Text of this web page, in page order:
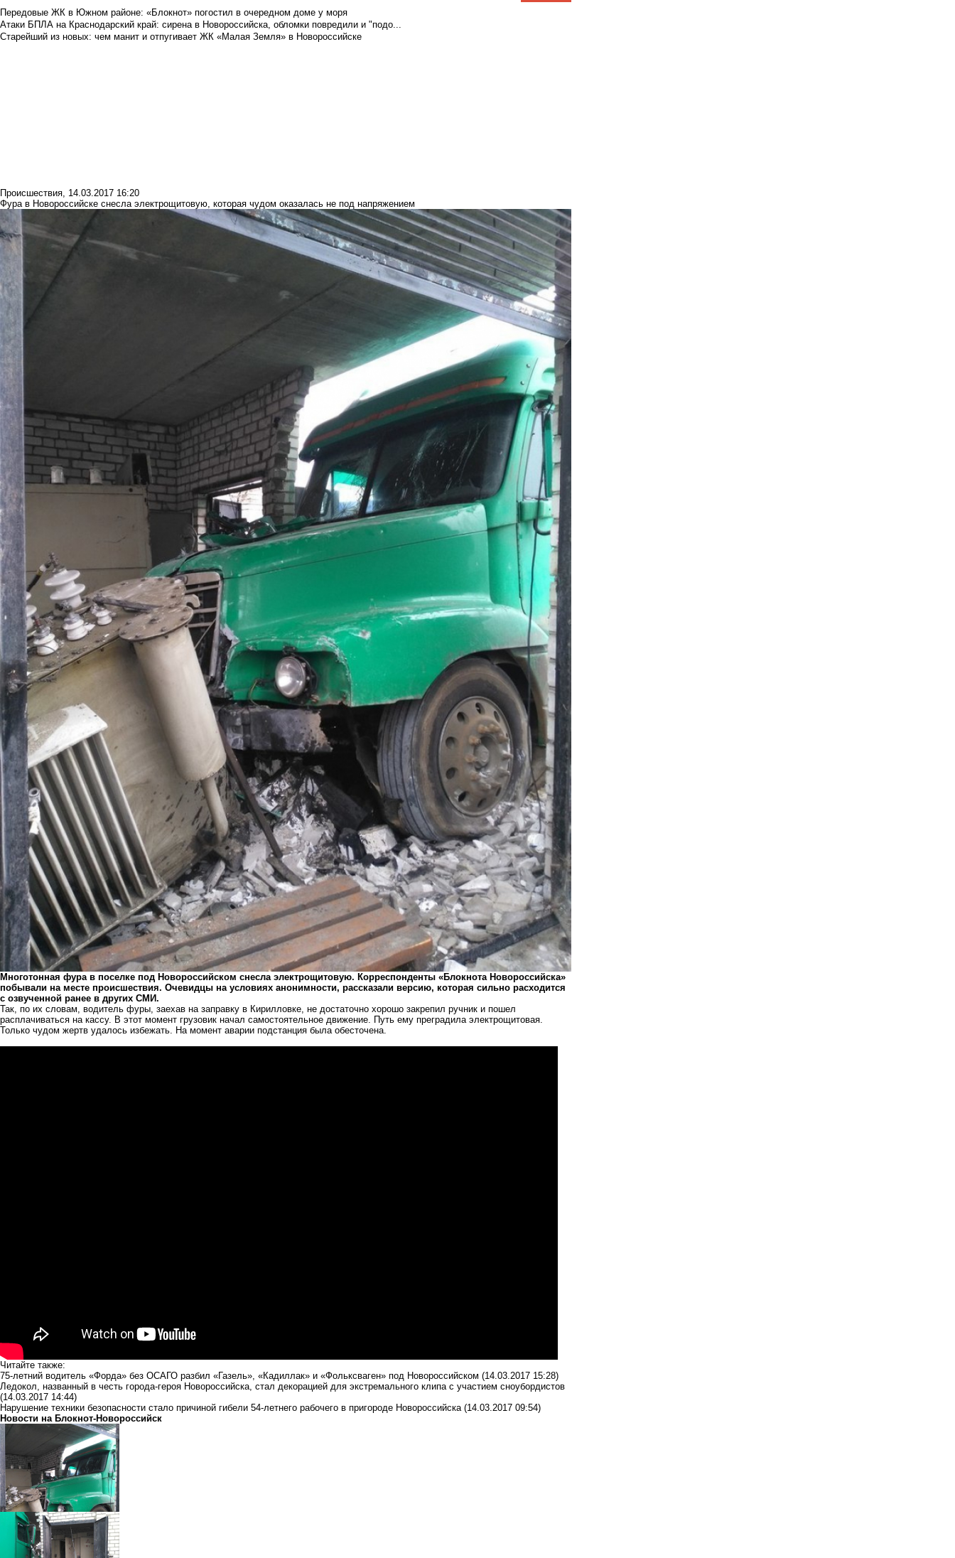
Передовые ЖК в Южном районе: «Блокнот» погостил в очередном доме у моря
Атаки БПЛА на Краснодарский край: сирена в Новороссийска, обломки повредили и "подо...
Старейший из новых: чем манит и отпугивает ЖК «Малая Земля» в Новороссийске
Происшествия, 14.03.2017 16:20
Фура в Новороссийске снесла электрощитовую, которая чудом оказалась не под напряжением
Многотонная фура в поселке под Новороссийском снесла электрощитовую. Корреспонденты «Блокнота Новороссийска»
побывали на месте происшествия. Очевидцы на условиях анонимности, рассказали версию, которая сильно расходится
с озвученной ранее в других СМИ.
Так, по их словам, водитель фуры, заехав на заправку в Кирилловке, не достаточно хорошо закрепил ручник и пошел
расплачиваться на кассу. В этот момент грузовик начал самостоятельное движение. Путь ему преградила электрощитовая.
Только чудом жертв удалось избежать. На момент аварии подстанция была обесточена.
Читайте также:
75-летний водитель «Форда» без ОСАГО разбил «Газель», «Кадиллак» и «Фольксваген» под Новороссийском (14.03.2017 15:28)
Ледокол, названный в честь города-героя Новороссийска, стал декорацией для экстремального клипа с участием сноубордистов
(14.03.2017 14:44)
Нарушение техники безопасности стало причиной гибели 54-летнего рабочего в пригороде Новороссийска (14.03.2017 09:54)
Новости на Блoкнoт-Новороссийск